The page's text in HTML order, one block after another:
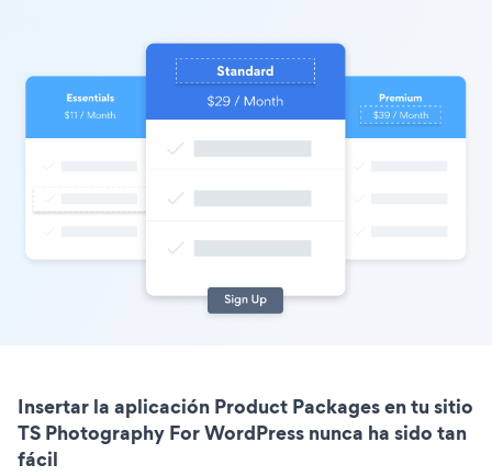
Insertar la aplicación Product Packages en tu sitio
TS Photography For WordPress nunca ha sido tan
fácil